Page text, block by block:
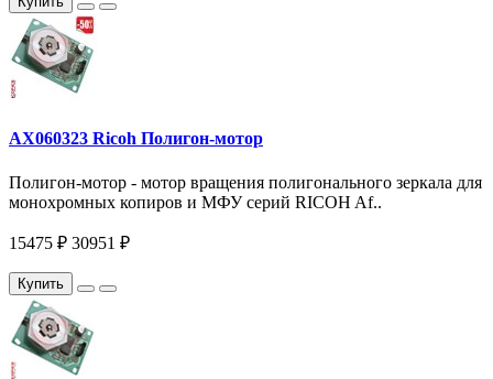
AX060323 Ricoh Полигон-мотор
Полигон-мотор - мотор вращения полигонального зеркала для
монохромных копиров и МФУ серий RICOH Af..
15475 ₽ 30951 ₽
Купить